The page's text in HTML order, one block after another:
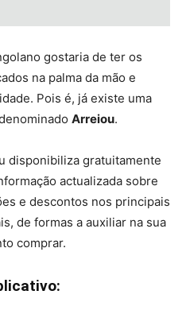
gostaria de ter os
na palma da mão e
Pois é, já existe uma
Arreiou.
disponibiliza gratuitamente
actualizada sobre
e descontos nos principais
de formas a auxiliar na sua
comprar.